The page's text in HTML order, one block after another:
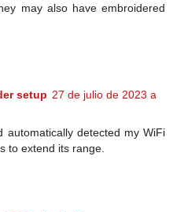
may also have embroidered
setup 27 de julio de 2023 a
automatically detected my WiFi
to extend its range.